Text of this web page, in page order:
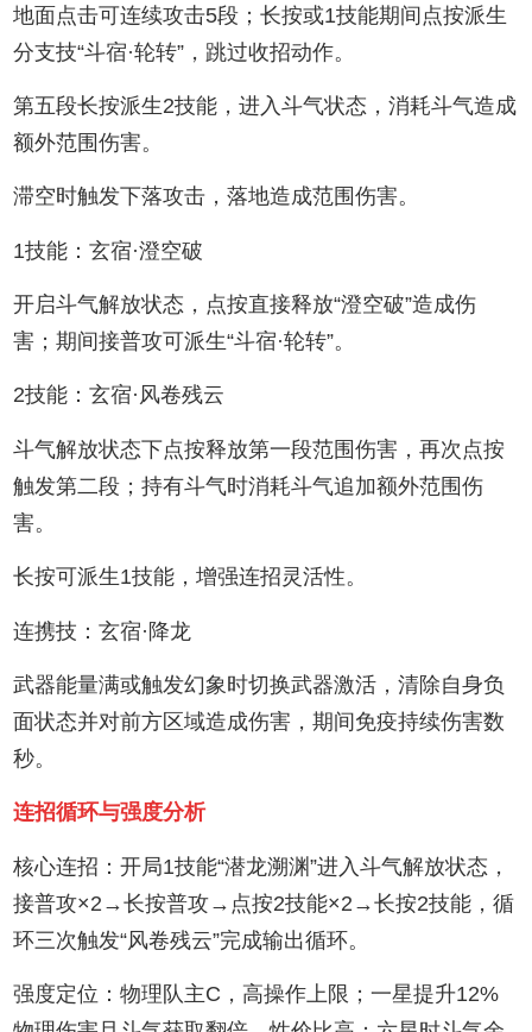
地面点击可连续攻击5段；长按或1技能期间点按派生
分支技“斗宿·轮转”，跳过收招动作。‌
第五段长按派生2技能，进入斗气状态，消耗斗气造成
额外范围伤害。‌
滞空时触发下落攻击，落地造成范围伤害。‌
1技能：玄宿·澄空破‌
开启斗气解放状态，点按直接释放“澄空破”造成伤
害；期间接普攻可派生“斗宿·轮转”。‌
2技能：玄宿·风卷残云‌
斗气解放状态下点按释放第一段范围伤害，再次点按
触发第二段；持有斗气时消耗斗气追加额外范围伤
害。‌
长按可派生1技能，增强连招灵活性。‌
连携技：玄宿·降龙‌
武器能量满或触发幻象时切换武器激活，清除自身负
面状态并对前方区域造成伤害，期间免疫持续伤害数
秒。‌
连招循环与强度分析
核心连招‌：开局1技能“潜龙溯渊”进入斗气解放状态，
接普攻×2→长按普攻→点按2技能×2→长按2技能，循
环三次触发“风卷残云”完成输出循环。‌
强度定位‌：物理队主C，高操作上限；一星提升12%